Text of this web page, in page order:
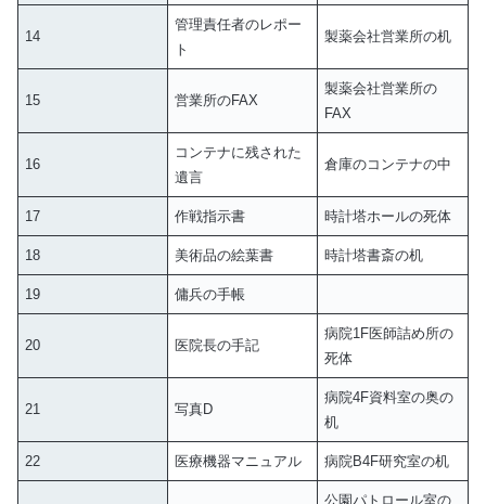
14
管理責任者のレポー
ト
製薬会社営業所の机
15 営業所のFAX
製薬会社営業所の
FAX
16
コンテナに残された
遺言
倉庫のコンテナの中
17 作戦指示書 時計塔ホールの死体
18 美術品の絵葉書 時計塔書斎の机
19 傭兵の手帳
20 医院長の手記
病院1F医師詰め所の
死体
21 写真D
病院4F資料室の奥の
机
22 医療機器マニュアル 病院B4F研究室の机
公園パトロール室の